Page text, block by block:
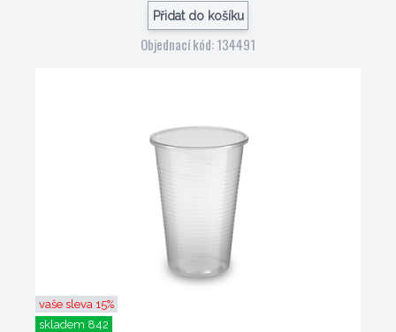
Přidat do košíku
Objednací kód: 134491
vaše sleva 15%
skladem 842